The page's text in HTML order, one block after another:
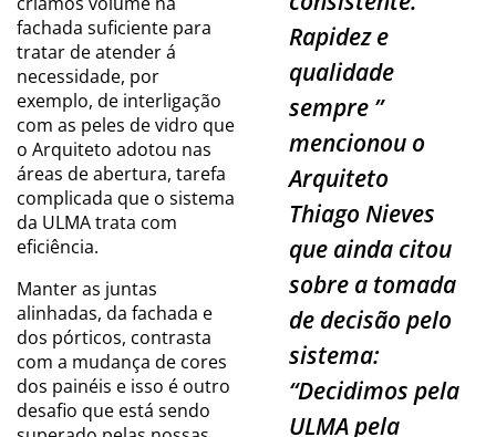
Rapidez e
qualidade
sempre”
mencionou o
Arquiteto
Thiago Nieves
que ainda citou
sobre a tomada
de decisão pelo
sistema:
“Decidimos pela
ULMA pela
fachada suficiente para
tratar de atender á
necessidade, por
exemplo, de interligação
com as peles de vidro que
o Arquiteto adotou nas
áreas de abertura, tarefa
complicada que o sistema
da ULMA trata com
eficiência.
Manter as juntas
alinhadas, da fachada e
dos pórticos, contrasta
com a mudança de cores
dos painéis e isso é outro
desafio que está sendo